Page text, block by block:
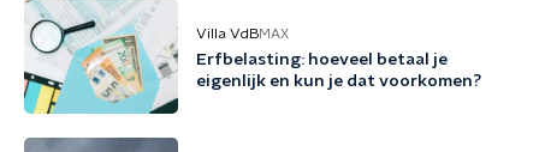
Villa VdBMAX
Erfbelasting: hoeveel betaal je
eigenlijk en kun je dat voorkomen?